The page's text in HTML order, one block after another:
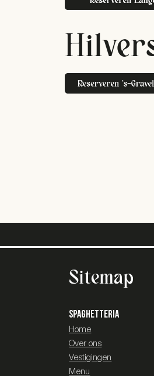
Sitemap
SPAGHETTERIA
Home
Over ons
Vestigingen
Menu